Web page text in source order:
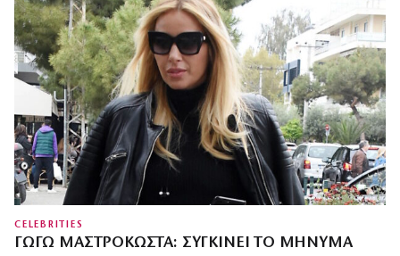
CELEBRITIES
ΓΩΓΏ ΜΑΣΤΡΟΚΏΣΤΑ: ΣΥΓΚΙΝΕΊ ΤΟ ΜΉΝΥΜΑ